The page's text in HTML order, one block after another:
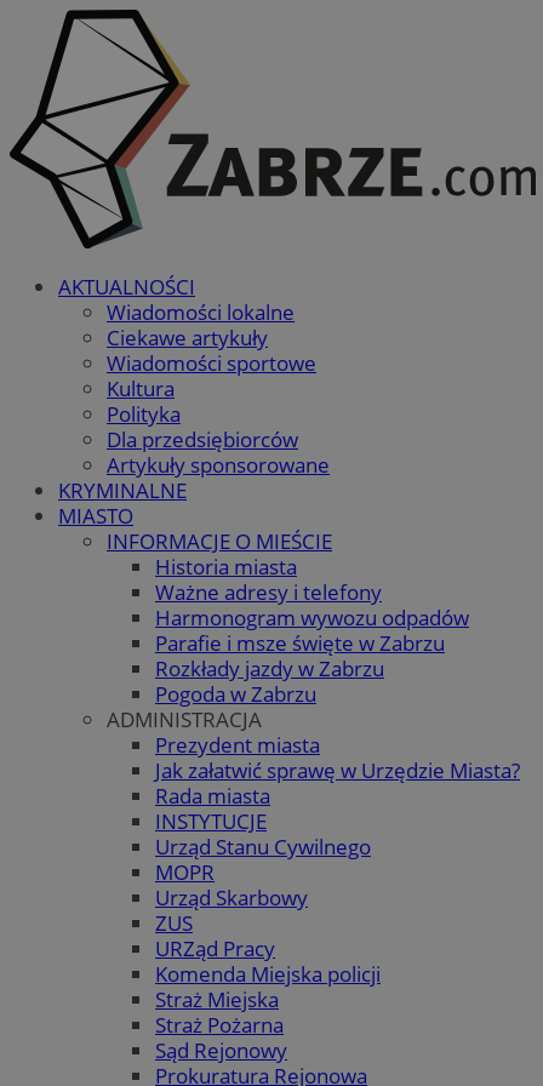
AKTUALNOŚCI
Wiadomości lokalne
Ciekawe artykuły
Wiadomości sportowe
Kultura
Polityka
Dla przedsiębiorców
Artykuły sponsorowane
KRYMINALNE
MIASTO
INFORMACJE O MIEŚCIE
Historia miasta
Ważne adresy i telefony
Harmonogram wywozu odpadów
Parafie i msze święte w Zabrzu
Rozkłady jazdy w Zabrzu
Pogoda w Zabrzu
ADMINISTRACJA
Prezydent miasta
Jak załatwić sprawę w Urzędzie Miasta?
Rada miasta
INSTYTUCJE
Urząd Stanu Cywilnego
MOPR
Urząd Skarbowy
ZUS
URZąd Pracy
Komenda Miejska policji
Straż Miejska
Straż Pożarna
Sąd Rejonowy
Prokuratura Rejonowa